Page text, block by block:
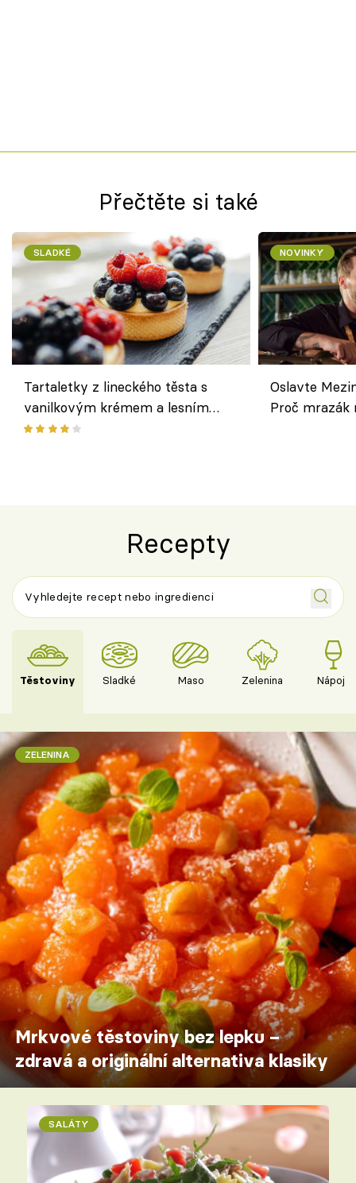
Přečtěte si také
SLADKÉ
Tartaletky z lineckého těsta s
vanilkovým krémem a lesním
ovocem podle Bread Society
NOVINKY
Oslavte
Proč
Recepty
Těstoviny Sladké Maso Zelenina Nápoje
ZELENINA
Mrkvové těstoviny bez lepku –
zdravá a originální alternativa klasiky
SALÁTY